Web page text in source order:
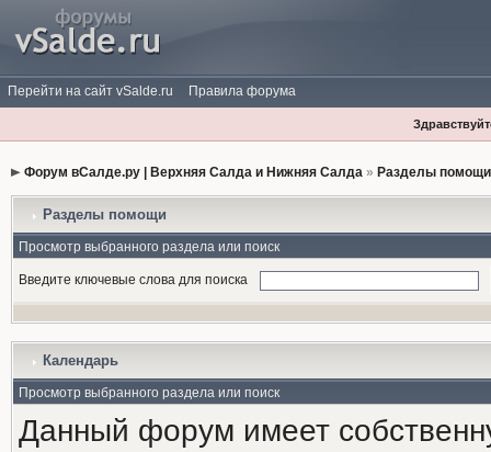
Перейти на сайт vSalde.ru Правила форума
Форум вСалде.ру | Верхняя Салда и Нижняя Салда» Разделы
Разделы помощи
Просмотр выбранного раздела или поиск
Введите ключевые слова для поиска
Календарь
Просмотр выбранного раздела или поиск
Данный форум имеет